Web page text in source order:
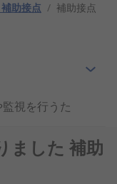
助接点 / 補助接点
視を行うた
り、追加の
す。電子機
野で活用さ
ました 補助